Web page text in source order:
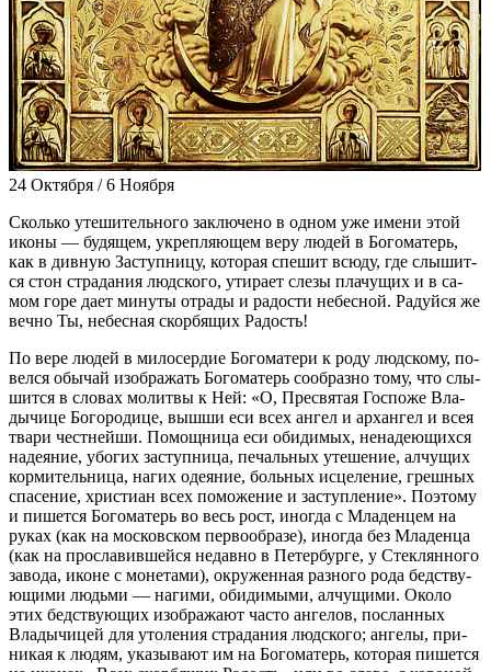
24 Октября / 6 Ноября
Сколь­ко уте­ши­тель­но­го за­клю­че­но в од­ном уже име­ни этой
ико­ны — бу­дя­щем, укреп­ля­ю­щем ве­ру лю­дей в Бо­го­ма­терь,
как в див­ную За­ступ­ни­цу, ко­то­рая спе­шит всю­ду, где слы­шит­
ся стон стра­да­ния люд­ско­го, ути­ра­ет сле­зы пла­чу­щих и в са­
мом го­ре да­ет ми­ну­ты от­ра­ды и ра­до­сти небес­ной. Ра­дуй­ся же
веч­но Ты, небес­ная скор­бя­щих Ра­дость!
По ве­ре лю­дей в ми­ло­сер­дие Бо­го­ма­те­ри к ро­ду люд­ско­му, по­
вел­ся обы­чай изо­бра­жать Бо­го­ма­терь со­об­раз­но то­му, что слы­
шит­ся в сло­вах мо­лит­вы к Ней: «О, Пре­свя­тая Гос­по­же Вла­
ды­чи­це Бо­го­ро­ди­це, вы­ш­ши еси всех ан­гел и ар­хан­гел и всея
тва­ри чест­ней­ши. По­мощ­ни­ца еси оби­ди­мых, нена­де­ю­щих­ся
на­де­я­ние, убо­гих за­ступ­ни­ца, пе­чаль­ных уте­ше­ние, ал­чу­щих
кор­ми­тель­ни­ца, на­гих оде­я­ние, боль­ных ис­це­ле­ние, греш­ных
спа­се­ние, хри­сти­ан всех по­мо­же­ние и за­ступ­ле­ние». По­это­му
и пи­шет­ся Бо­го­ма­терь во весь рост, ино­гда с Мла­ден­цем на
ру­ках (как на мос­ков­ском пер­во­об­ра­зе), ино­гда без Мла­ден­ца
(как на про­сла­вив­шей­ся недав­но в Пе­тер­бур­ге, у Стек­лян­но­го
за­во­да, иконе с мо­не­та­ми), окру­жен­ная раз­но­го ро­да бед­ству­
ю­щи­ми людь­ми — на­ги­ми, оби­ди­мы­ми, ал­чу­щи­ми. Око­ло
этих бед­ству­ю­щих изо­бра­жа­ют ча­сто ан­ге­лов, по­слан­ных
Вла­ды­чи­цей для уто­ле­ния стра­да­ния люд­ско­го; ан­ге­лы, при­
ни­кая к лю­дям, ука­зы­ва­ют им на Бо­го­ма­терь, ко­то­рая пи­шет­ся